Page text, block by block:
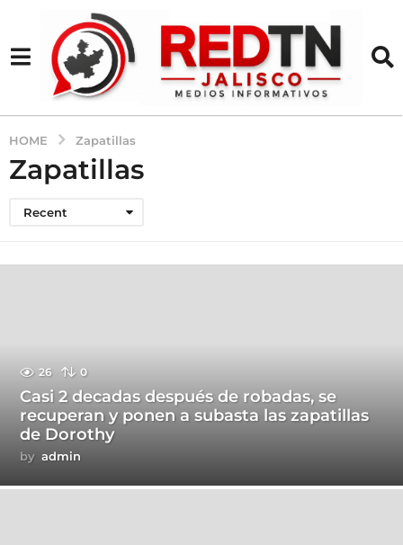
HOME Zapatillas
Zapatillas
Recent
26 0
Casi 2 decadas después de robadas, se
recuperan y ponen a subasta las zapatillas
de Dorothy
by admin